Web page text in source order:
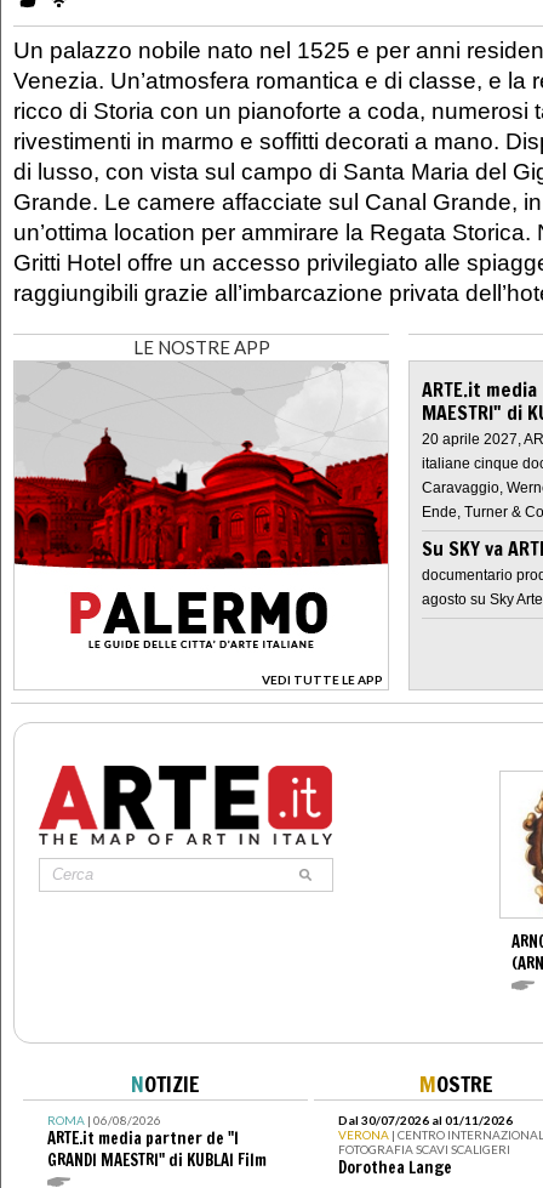
Un palazzo nobile nato nel 1525 e per anni
Venezia. Un’atmosfera romantica e di classe, e la
ricco di Storia con un pianoforte a coda, numerosi
rivestimenti in marmo e soffitti decorati a mano.
di lusso, con vista sul campo di Santa Maria del
Grande. Le camere affacciate sul Canal Grande,
un’ottima location per ammirare la Regata Storica.
Gritti Hotel offre un accesso privilegiato alle
raggiungibili grazie all’imbarcazione privata
LE NOSTRE APP
VEDI TUTTE LE APP
>
ARTE.it
MAESTRI" di
20 aprile 2027,
italiane cinque
Caravaggio,
Ende, Turner &
Su SKY va
documentario
agosto su Sky Arte
NOTIZIE
ROMA| 06/08/2026
ARTE.it media partner de "I
GRANDI MAESTRI" di KUBLAI Film
MOSTRE
Dal 30/07/2026 al 01/11/2026
VERONA | CENTRO
FOTOGRAFIA SCAVI SCALIGERI
Dorothea Lange